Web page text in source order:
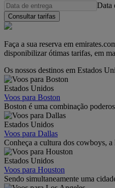
Data
Consultar tarifas
Faça a sua reserva em
disponibilizar ótimas tarifas, em
Os nossos destinos em Estados
Estados Unidos
Voos para Boston
Boston é uma combinação
Estados Unidos
Voos para Dallas
Conheça a cultura dos cowboys,
Estados Unidos
Voos para Houston
Sendo simultaneamente uma